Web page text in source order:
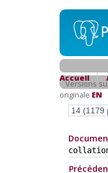
Accueil
Versions
originale EN